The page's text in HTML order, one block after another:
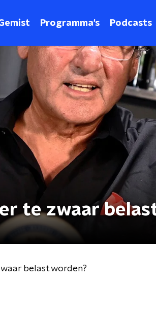
Programma's Podcasts
te zwaar
belast worden?